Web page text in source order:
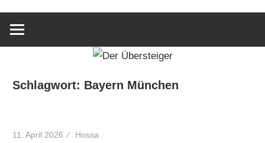
Schlagwort: Bayern München
11. April 2026 Hossa